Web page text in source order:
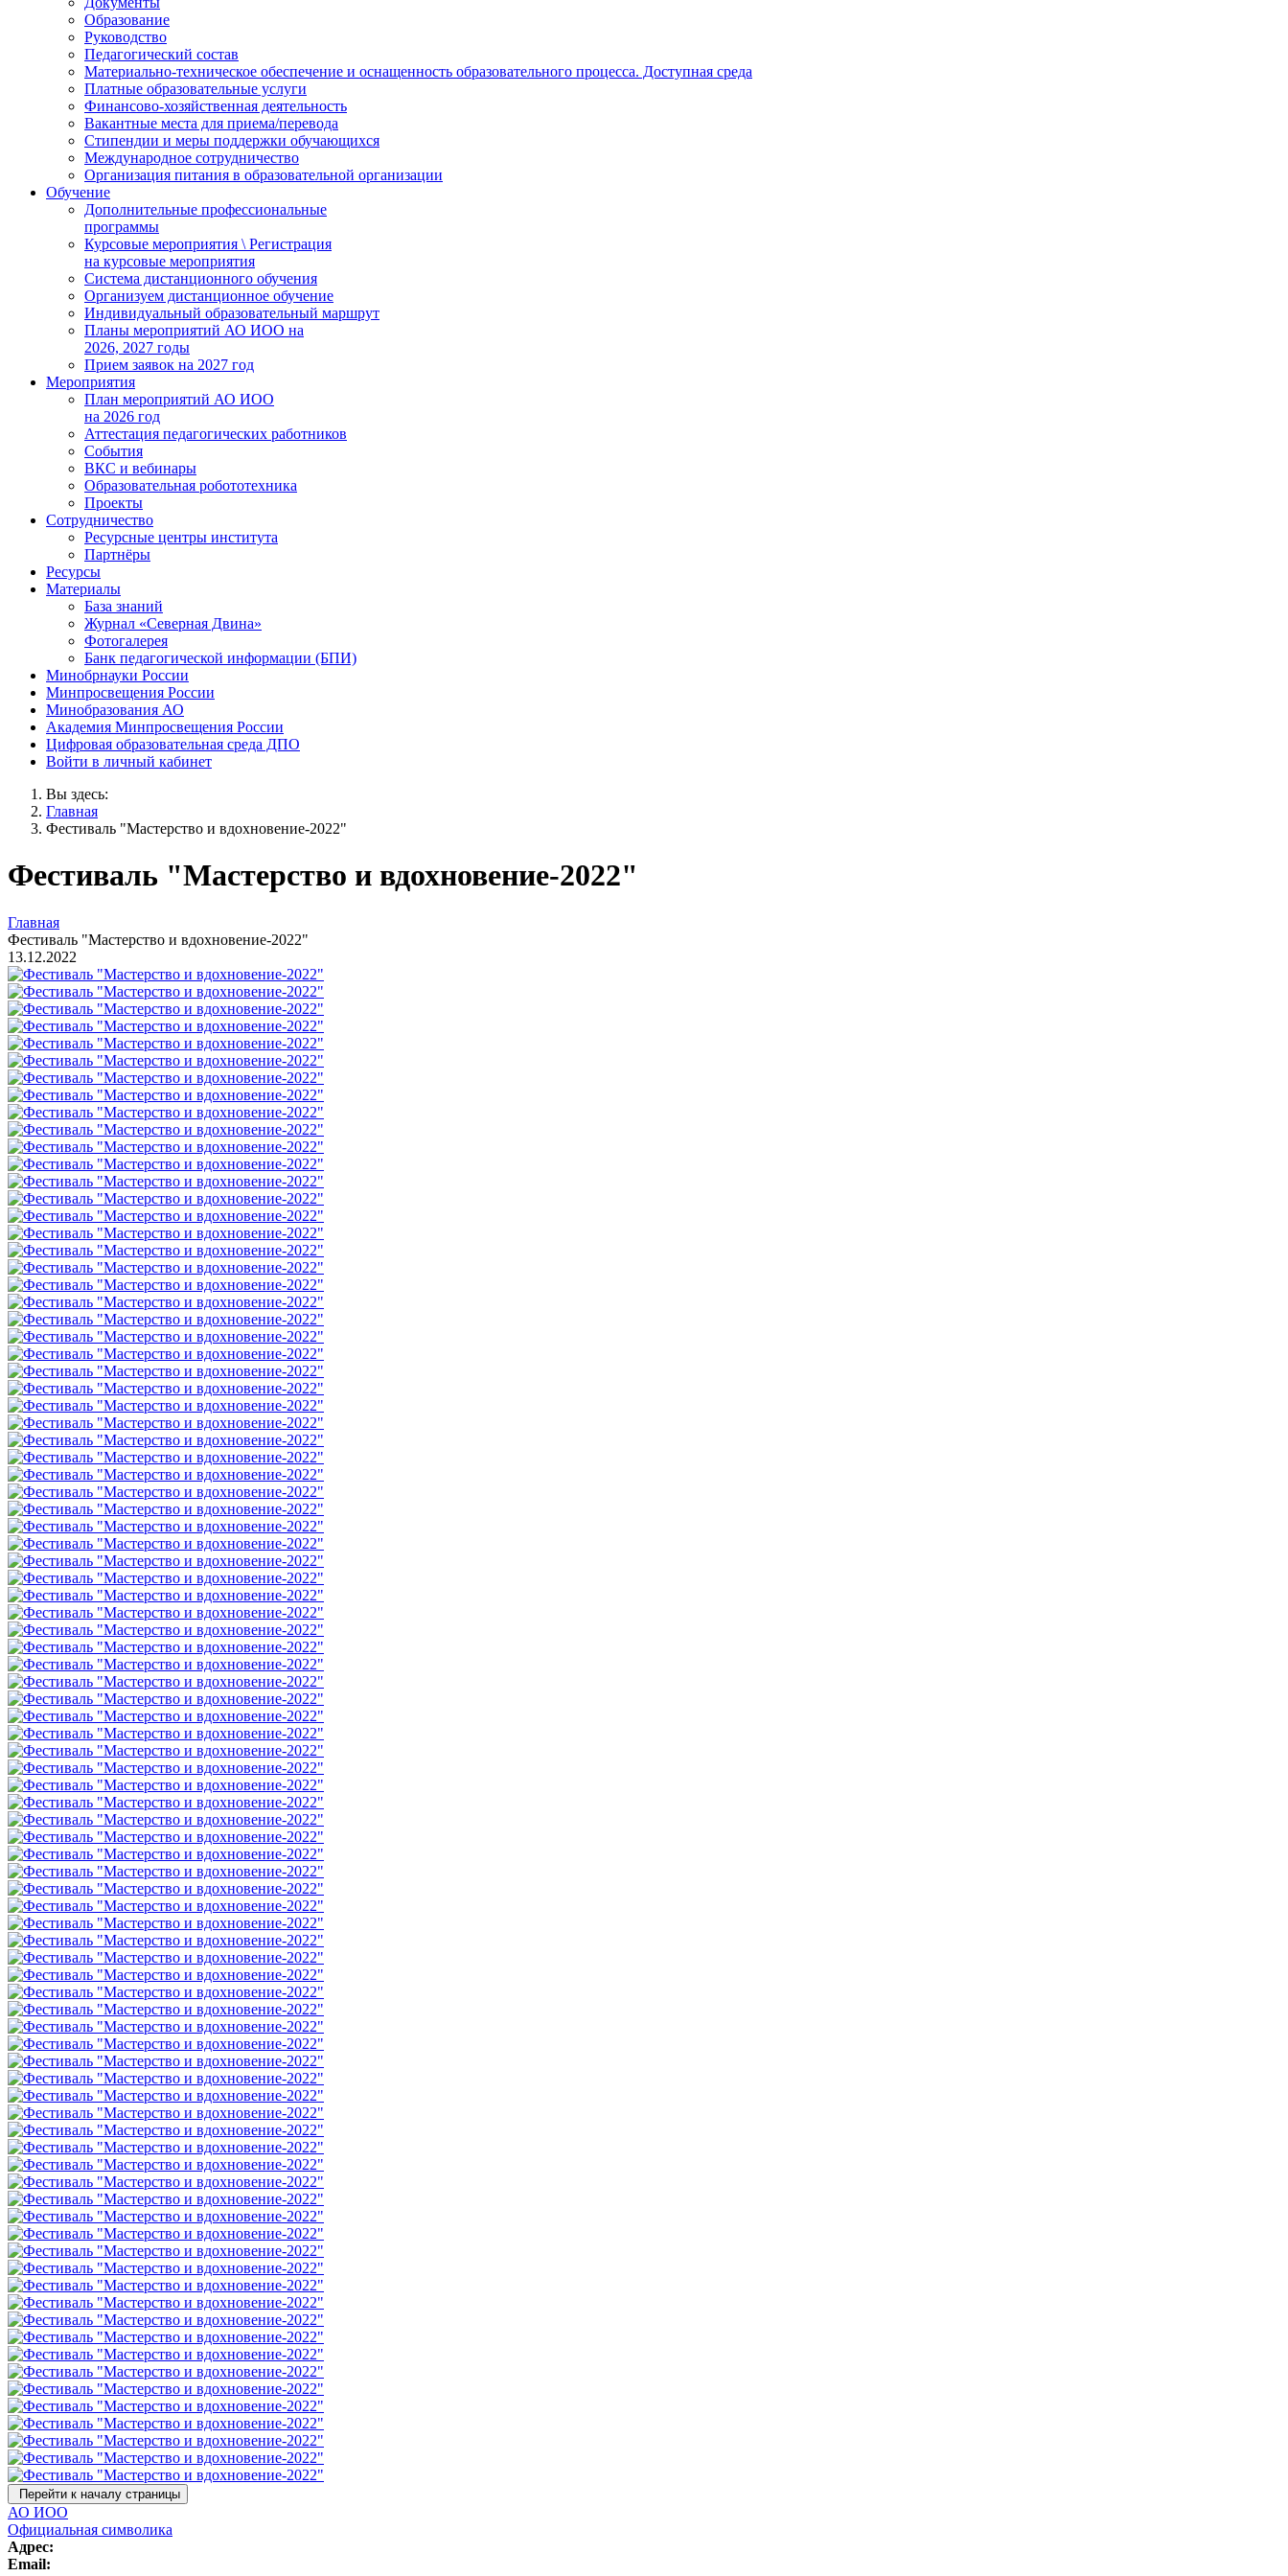
Образование
Руководство
Педагогический состав
Материально-техническое обеспечение и оснащенность образовательного процесса. Доступная среда
Платные образовательные услуги
Финансово-хозяйственная деятельность
Вакантные места для приема/перевода
Стипендии и меры поддержки обучающихся
Международное сотрудничество
Организация питания в образовательной организации
Обучение
Дополнительные профессиональные
программы
Курсовые мероприятия \ Регистрация
на курсовые мероприятия
Система дистанционного обучения
Организуем дистанционное обучение
Индивидуальный образовательный маршрут
Планы мероприятий АО ИОО на
2026, 2027 годы
Прием заявок на 2027 год
Мероприятия
План мероприятий АО ИОО
на 2026 год
Аттестация педагогических работников
События
ВКС и вебинары
Образовательная робототехника
Проекты
Сотрудничество
Ресурсные центры института
Партнёры
Ресурсы
Материалы
База знаний
Журнал «Северная Двина»
Фотогалерея
Банк педагогической информации (БПИ)
Минобрнауки России
Минпросвещения России
Минобразования АО
Академия Минпросвещения России
Цифровая образовательная среда ДПО
Войти в личный кабинет
Вы здесь:
Главная
Фестиваль "Мастерство и вдохновение-2022"
Фестиваль "Мастерство и вдохновение-2022"
Главная
Фестиваль "Мастерство и вдохновение-2022"
13.12.2022
Перейти к началу страницы
АО ИОО
Официальная символика
Адрес:
Email: